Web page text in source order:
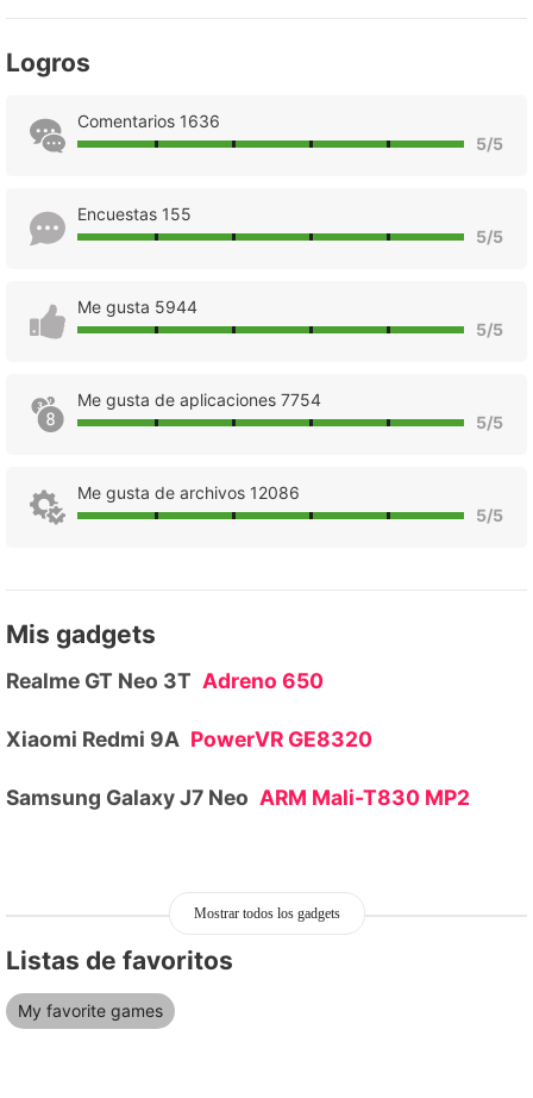
Logros
Comentarios 1636
5/5
Encuestas 155
5/5
Me gusta 5944
5/5
Me gusta de aplicaciones 7754
5/5
Me gusta de archivos 12086
5/5
Mis gadgets
Realme GT Neo 3T Adreno 650
Xiaomi Redmi 9A PowerVR GE8320
Samsung Galaxy J7 Neo ARM Mali-T830 MP2
Mostrar todos los gadgets
Listas de favoritos
My favorite games